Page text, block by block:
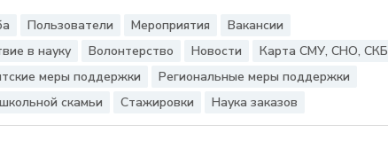
Пользователи Мероприятия
Вакансии
в науку
Волонтерство Новости
Карта СМУ, СНО, СКБ
меры поддержки
Региональные меры поддержки
скамьи
Стажировки Наука заказов